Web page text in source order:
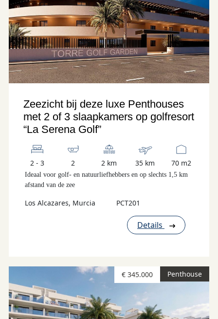
Zeezicht bij deze luxe Penthouses
met 2 of 3 slaapkamers op golfresort
“La Serena Golf”
2 - 3 2 2 km 35 km 70 m2
Ideaal voor golf- en natuurliefhebbers en op slechts 1,5 km
afstand van de zee
Los Alcazares, Murcia PCT201
Details
Penthouse
€ 345.000